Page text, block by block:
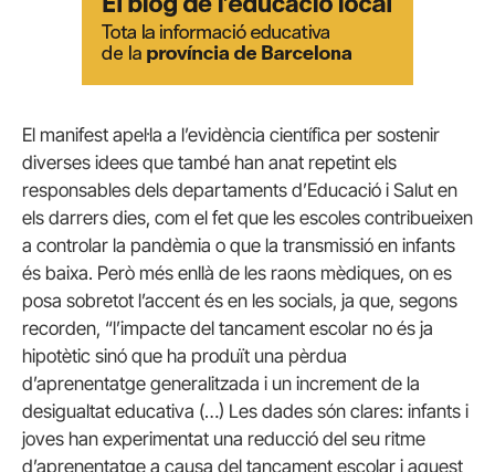
El manifest apel·la a l’evidència científica per sostenir
diverses idees que també han anat repetint els
responsables dels departaments d’Educació i Salut en
els darrers dies, com el fet que les escoles contribueixen
a controlar la pandèmia o que la transmissió en infants
és baixa. Però més enllà de les raons mèdiques, on es
posa sobretot l’accent és en les socials, ja que, segons
recorden, “l’impacte del tancament escolar no és ja
hipotètic sinó que ha produït una pèrdua
d’aprenentatge generalitzada i un increment de la
desigualtat educativa (…) Les dades són clares: infants i
joves han experimentat una reducció del seu ritme
d’aprenentatge a causa del tancament escolar i aquest